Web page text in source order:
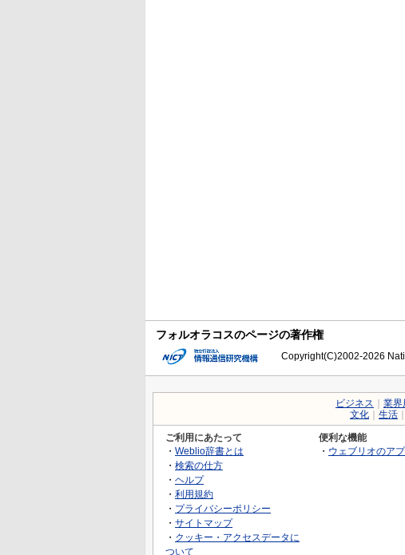
フォルオラコスのページの著作権
Copyright(C)2002-2026
ビジネス 業界
文化
生活
ご利用にあたって
・ Weblio辞書とは
・ 検索の仕方
・ ヘルプ
・ 利用規約
・ プライバシーポリシー
・ サイトマップ
・ クッキー・アクセスデータに
ついて
便利な機能
・ ウェブリオのアプ